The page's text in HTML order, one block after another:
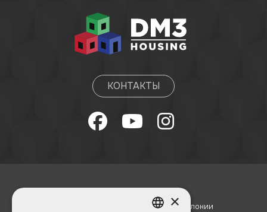
КОНТАКТЫ
Реестр агентов по
недвижимости Каталонии
×